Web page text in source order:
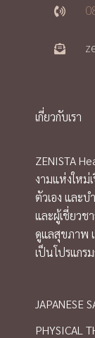
เกี่ยวกับเรา
ZENISTA
งามแห่งใหม่
ตัวเอง และ
และผู้เชี่ยวช
ดูแลสุขภาพ
เป็นโปรแกร
JAPANESE
PHYSICAL